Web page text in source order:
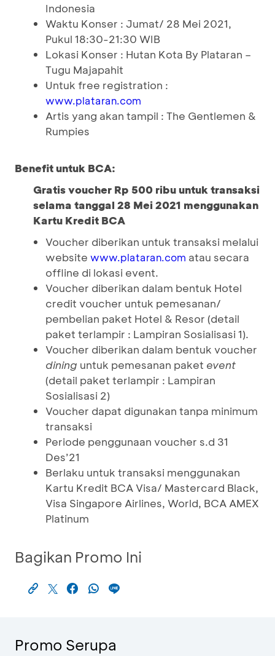
Indonesia
Waktu Konser : Jumat/ 28 Mei 2021,
Pukul 18:30-21:30 WIB
Lokasi Konser : Hutan Kota By Plataran –
Tugu Majapahit
Untuk free registration :
www.plataran.com
Artis yang akan tampil : The Gentlemen &
Rumpies
Benefit untuk BCA:
Gratis voucher Rp 500 ribu untuk transaksi
selama tanggal 28 Mei 2021 menggunakan
Kartu Kredit BCA
Voucher diberikan untuk transaksi melalui
website www.plataran.com atau secara
offline di lokasi event.
Voucher diberikan dalam bentuk Hotel
credit voucher untuk pemesanan/
pembelian paket Hotel & Resor (detail
paket terlampir : Lampiran Sosialisasi 1).
Voucher diberikan dalam bentuk voucher
dining untuk pemesanan paket event
(detail paket terlampir : Lampiran
Sosialisasi 2)
Voucher dapat digunakan tanpa minimum
transaksi
Periode penggunaan voucher s.d 31
Des’21
Berlaku untuk transaksi menggunakan
Kartu Kredit BCA Visa/ Mastercard Black,
Visa Singapore Airlines, World, BCA AMEX
Platinum
Bagikan Promo Ini
Promo Serupa